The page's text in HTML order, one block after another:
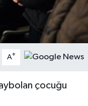
A+
çocuğu